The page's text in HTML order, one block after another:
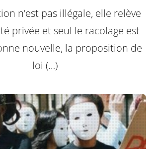
n’est pas illégale, elle relève
privée et seul le racolage est
nouvelle, la proposition de
loi (…)